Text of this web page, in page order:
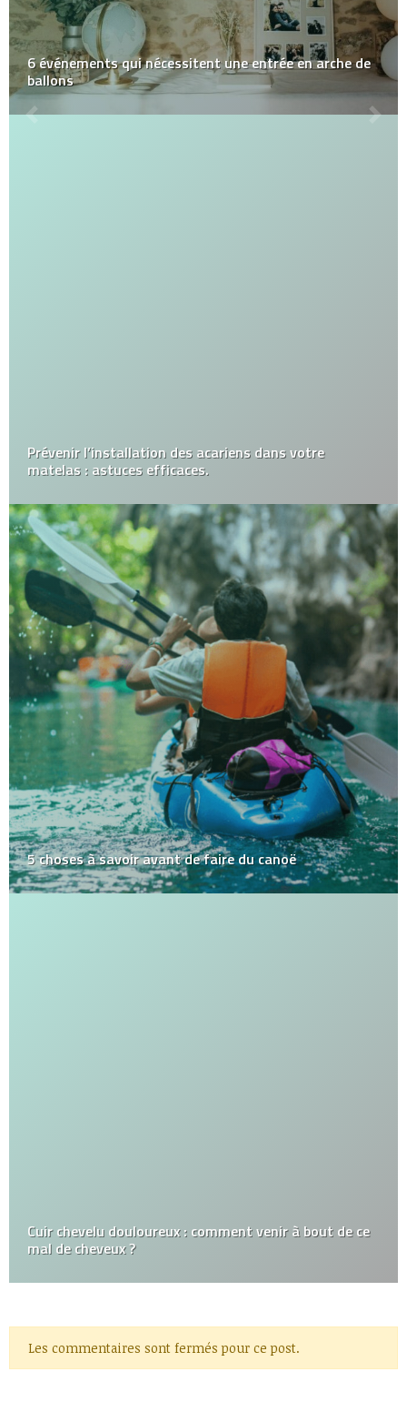
6 événements qui nécessitent une entrée en arche de
ballons
Prévenir l’installation des acariens dans votre
matelas : astuces efficaces.
5 choses à savoir avant de faire du canoë
Cuir chevelu douloureux : comment venir à bout de ce
mal de cheveux ?
Les commentaires sont fermés pour ce post.